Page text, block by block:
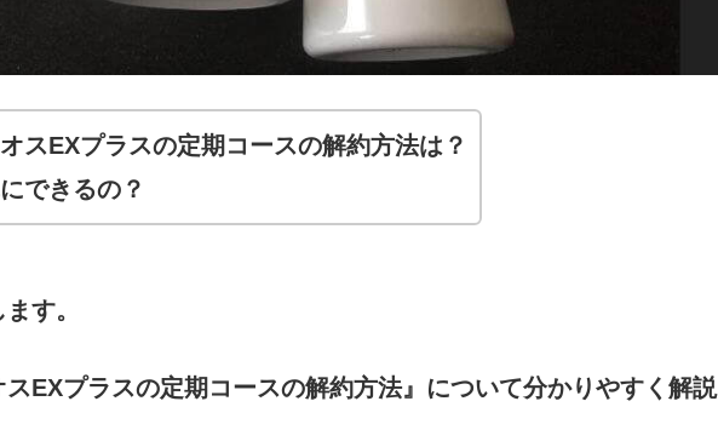
スEXプラスの定期コースの解約方法は？
できるの？
す。
EXプラスの定期コースの解約方法』について分かりやすく解説